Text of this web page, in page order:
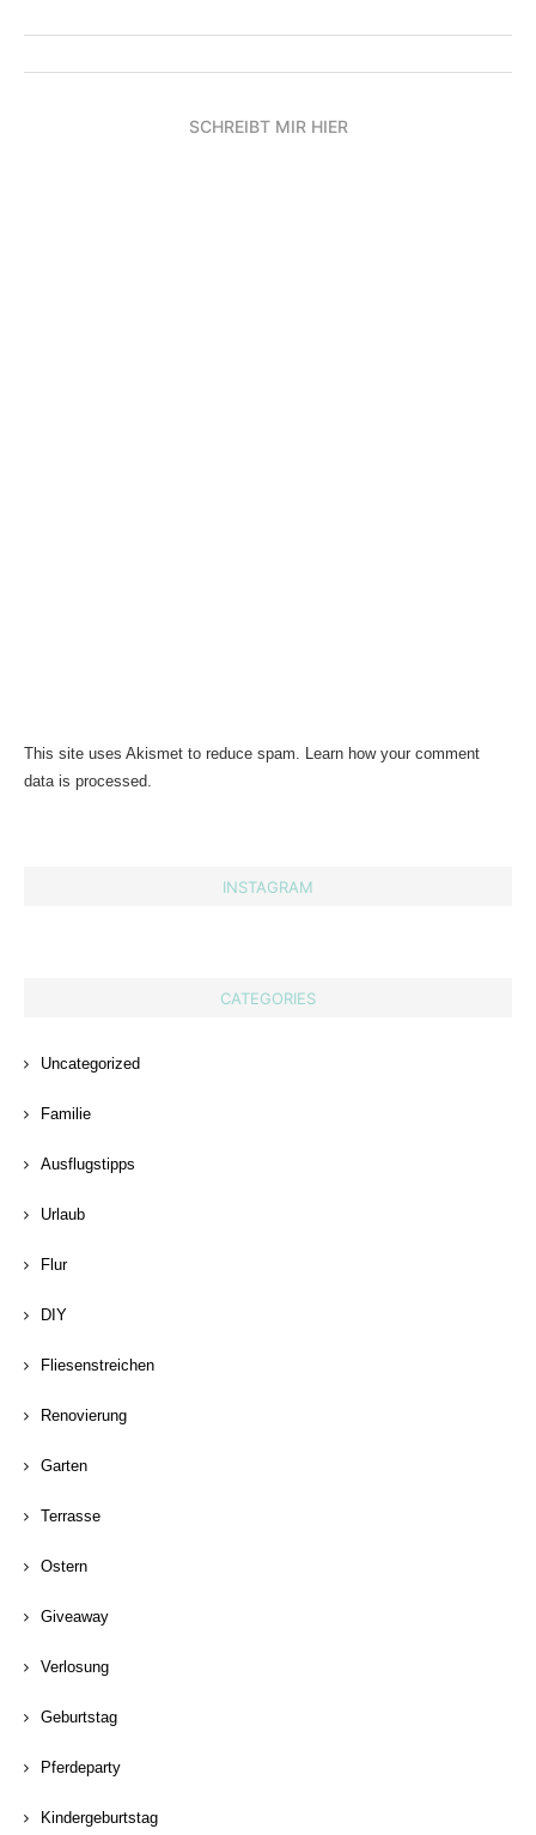
SCHREIBT MIR HIER
This site uses Akismet to reduce spam. Learn how your comment
data is processed.
INSTAGRAM
CATEGORIES
Uncategorized
Familie
Ausflugstipps
Urlaub
Flur
DIY
Fliesenstreichen
Renovierung
Garten
Terrasse
Ostern
Giveaway
Verlosung
Geburtstag
Pferdeparty
Kindergeburtstag